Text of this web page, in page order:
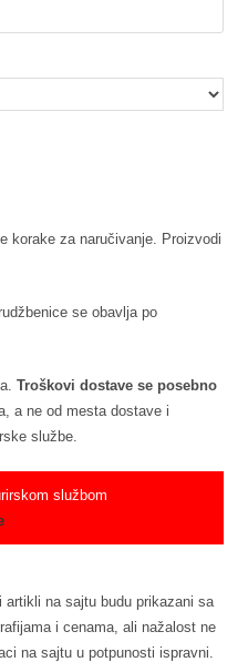
korake za naručivanje. Proizvodi
se obavlja po
Troškovi dostave se posebno
a ne od mesta dostave i
službe.
službom
na sajtu budu prikazani sa
i cenama, ali nažalost ne
na sajtu u potpunosti ispravni.